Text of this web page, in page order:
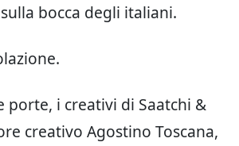
bocca degli italiani.
porte, i creativi di Saatchi &
creativo Agostino Toscana,